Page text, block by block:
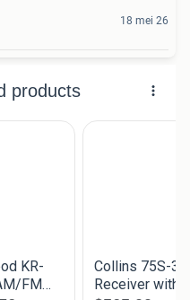
18 mei 26